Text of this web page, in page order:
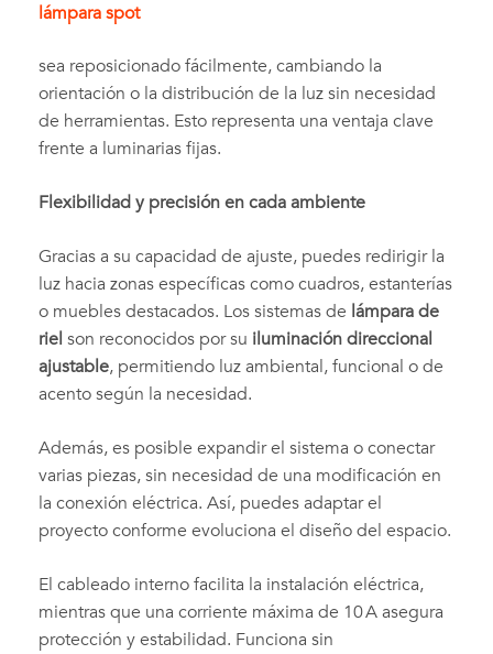
lámpara spot
sea reposicionado fácilmente, cambiando la
orientación o la distribución de la luz sin necesidad
de herramientas. Esto representa una ventaja clave
frente a luminarias fijas.
Flexibilidad y precisión en cada ambiente
Gracias a su capacidad de ajuste, puedes redirigir la
luz hacia zonas específicas como cuadros, estanterías
o muebles destacados. Los sistemas de lámpara de
riel son reconocidos por su iluminación direccional
ajustable, permitiendo luz ambiental, funcional o de
acento según la necesidad.
Además, es posible expandir el sistema o conectar
varias piezas, sin necesidad de una modificación en
la conexión eléctrica. Así, puedes adaptar el
proyecto conforme evoluciona el diseño del espacio.
El cableado interno facilita la instalación eléctrica,
mientras que una corriente máxima de 10 A asegura
protección y estabilidad. Funciona sin